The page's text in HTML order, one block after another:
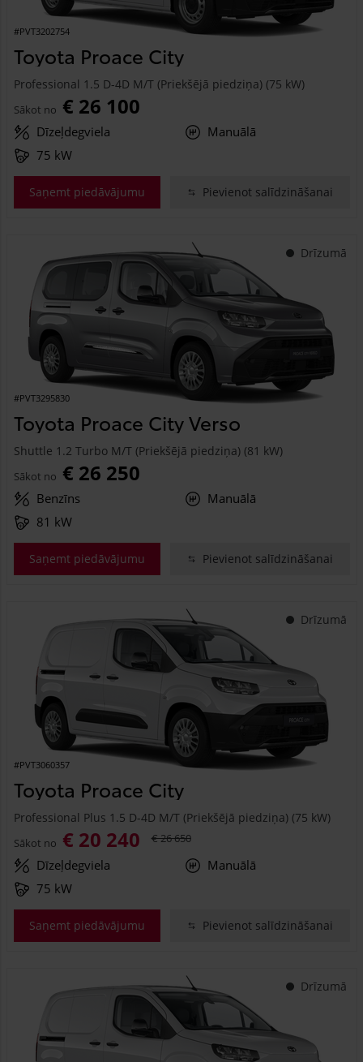
#PVT3202754
Toyota Proace City
Professional 1.5 D-4D M/T (Priekšējā piedziņa) (75 kW)
Sākot no € 26 100
Dīzeļdegviela
Manuālā
75 kW
Saņemt piedāvājumu Pievienot salīdzināšanai
Drīzumā
#PVT3295830
Toyota Proace City Verso
Shuttle 1.2 Turbo M/T (Priekšējā piedziņa) (81 kW)
Sākot no € 26 250
Benzīns
Manuālā
81 kW
Saņemt piedāvājumu Pievienot salīdzināšanai
Drīzumā
#PVT3060357
Toyota Proace City
Professional Plus 1.5 D-4D M/T (Priekšējā piedziņa) (75 kW)
Sākot no € 20 240 € 26 650
Dīzeļdegviela
Manuālā
75 kW
Saņemt piedāvājumu Pievienot salīdzināšanai
Drīzumā